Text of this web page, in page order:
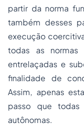
partir da norma
também desses
execução
todas as normas
entrelaçadas e
finalidade de
Assim, apenas
passo que todas
autônomas.